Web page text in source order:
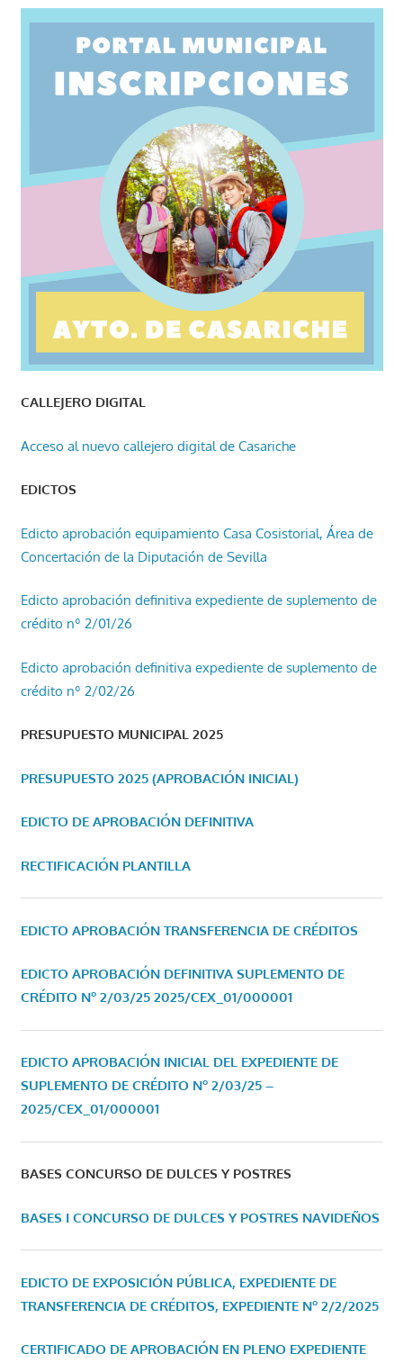
CALLEJERO DIGITAL
Acceso al nuevo callejero digital de Casariche
EDICTOS
Edicto aprobación equipamiento Casa Cosistorial, Área de
Concertación de la Diputación de Sevilla
Edicto aprobación definitiva expediente de suplemento de
crédito nº 2/01/26
Edicto aprobación definitiva expediente de suplemento de
crédito nº 2/02/26
PRESUPUESTO MUNICIPAL 2025
PRESUPUESTO 2025 (APROBACIÓN INICIAL)
EDICTO DE APROBACIÓN DEFINITIVA
RECTIFICACIÓN PLANTILLA
EDICTO APROBACIÓN TRANSFERENCIA DE CRÉDITOS
EDICTO APROBACIÓN DEFINITIVA SUPLEMENTO DE
CRÉDITO Nº 2/03/25 2025/CEX_01/000001
EDICTO APROBACIÓN INICIAL DEL EXPEDIENTE DE
SUPLEMENTO DE CRÉDITO Nº 2/03/25 –
2025/CEX_01/000001
BASES CONCURSO DE DULCES Y POSTRES
BASES I CONCURSO DE DULCES Y POSTRES NAVIDEÑOS
EDICTO DE EXPOSICIÓN PÚBLICA, EXPEDIENTE DE
TRANSFERENCIA DE CRÉDITOS, EXPEDIENTE Nº 2/2/2025
CERTIFICADO DE APROBACIÓN EN PLENO EXPEDIENTE